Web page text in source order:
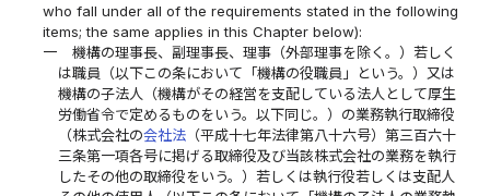
who fall under all of the requirements stated in the following
items; the same applies in this Chapter below):
一
機構の理事長、副理事長、理事（外部理事を除く。）若しく
は職員（以下この条において「機構の役職員」という。）又は
機構の子法人（機構がその経営を支配している法人として厚生
労働省令で定めるものをいう。以下同じ。）の業務執行取締役
（株式会社の会社法（平成十七年法律第八十六号）第三百六十
三条第一項各号に掲げる取締役及び当該株式会社の業務を執行
したその他の取締役をいう。）若しくは執行役若しくは支配人